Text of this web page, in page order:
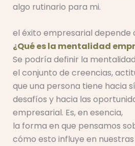
algo rutinario para mi.
el éxito empresarial depende
¿Qué es la mentalidad
Se podría definir la
el conjunto de creencias,
que una persona tiene hacia
desafíos y hacia las
empresarial. Es, en esencia,
la forma en que pensamos
cómo esto influye en